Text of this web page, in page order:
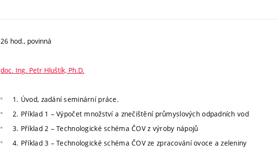
26 hod., povinná
doc. Ing. Petr Hluštík, Ph.D.
1. Úvod, zadání seminární práce.
2. Příklad 1 – Výpočet množství a znečištění průmyslových odpadních vod
3. Příklad 2 – Technologické schéma ČOV z výroby nápojů
4. Příklad 3 – Technologické schéma ČOV ze zpracování ovoce a zeleniny